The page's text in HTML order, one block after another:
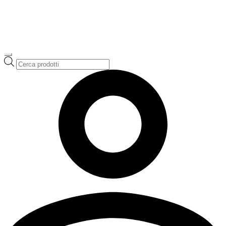
Ricerca
prodotti